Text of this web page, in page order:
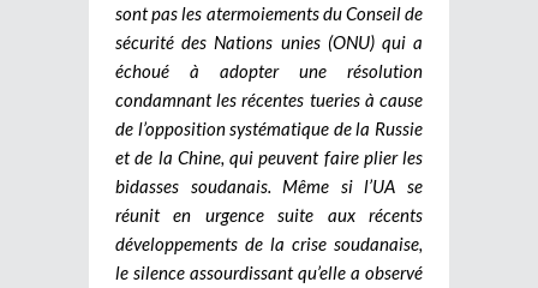
sont pas les atermoiements du Conseil de
sécurité des Nations unies (ONU) qui a
échoué à adopter une résolution
condamnant les récentes tueries à cause
de l’opposition systématique de la Russie
et de la Chine, qui peuvent faire plier les
bidasses soudanais. Même si l’UA se
réunit en urgence suite aux récents
développements de la crise soudanaise,
le silence assourdissant qu’elle a observé